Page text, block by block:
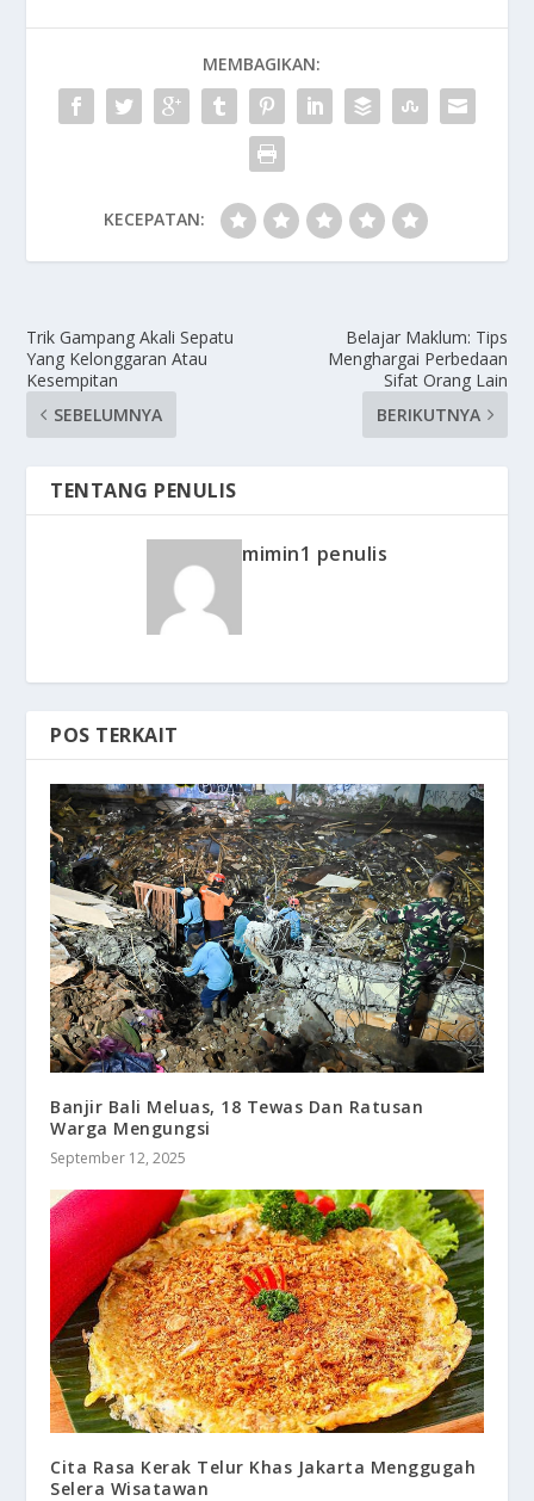
MEMBAGIKAN:
KECEPATAN:
Trik Gampang Akali Sepatu
Yang Kelonggaran Atau
Kesempitan
SEBELUMNYA
Belajar Maklum: Tips
Menghargai Perbedaan
Sifat Orang Lain
BERIKUTNYA
TENTANG PENULIS
mimin1 penulis
POS TERKAIT
Banjir Bali Meluas, 18 Tewas Dan Ratusan
Warga Mengungsi
September 12, 2025
Cita Rasa Kerak Telur Khas Jakarta Menggugah
Selera Wisatawan